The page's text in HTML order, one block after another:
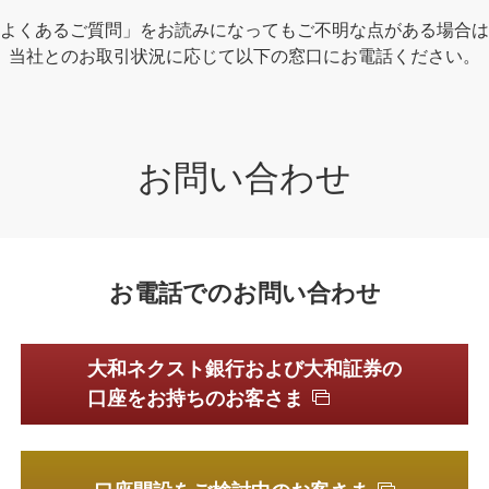
くあるご質問」をお読みになってもご不明な点がある場合
当社とのお取引状況に応じて以下の窓口にお電話ください。
お問い合わせ
お電話でのお問い合わせ
大和ネクスト銀行および大和証券の
口座をお持ちのお客さま